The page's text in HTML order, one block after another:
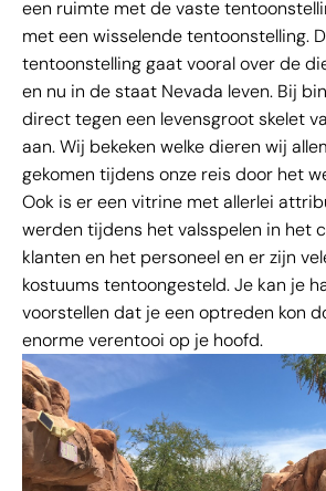
een ruimte met de vaste
met een wisselende tentoonstelling.
tentoonstelling gaat vooral over de
en nu in de staat Nevada leven. Bij
direct tegen een levensgroot skelet
aan. Wij bekeken welke dieren wij
gekomen tijdens onze reis door het
Ook is er een vitrine met allerlei
werden tijdens het valsspelen in het
klanten en het personeel en er zijn
kostuums tentoongesteld. Je kan je
voorstellen dat je een optreden kon
enorme verentooi op je hoofd.